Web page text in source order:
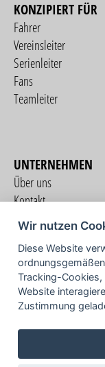
KONZIPIERT FÜR
Fahrer
Vereinsleiter
Serienleiter
Fans
Teamleiter
UNTERNEHMEN
Über uns
Kontakt
Nutzungsbedingungen
Datenschutzerklärung
Impressum
Wir nutzen
Diese Website
Tracking-Cookies,
Website
Zustimmung